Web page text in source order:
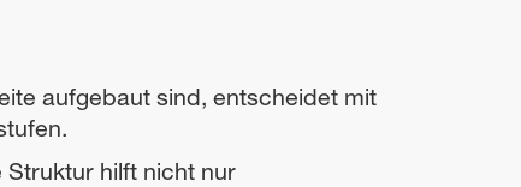
aufgebaut sind, entscheidet mit
hilft nicht nur